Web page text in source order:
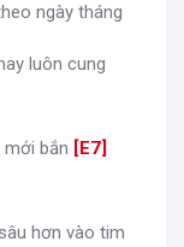
ngày tháng
luôn cung
mới bắn [E7
hơn vào tim